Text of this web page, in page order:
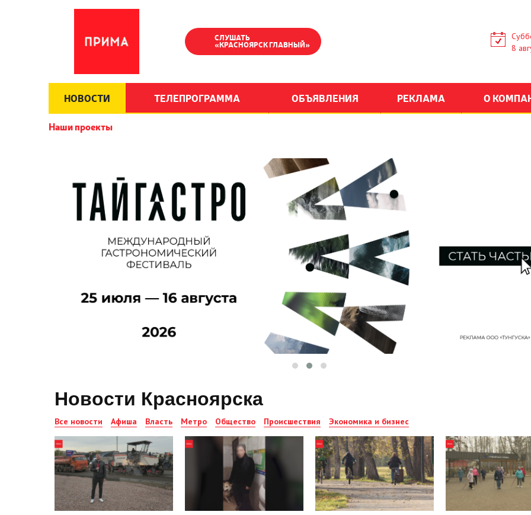
СЛУШАТЬ
«КРАСНОЯРСК ГЛАВНЫЙ»
8
НОВОСТИ ТЕЛЕПРОГРАММА ОБЪЯВЛЕНИЯ РЕКЛАМА О
Наши проекты
Новости Красноярска
Все новости Афиша Власть Метро Общество Происшествия Экономика и бизнес